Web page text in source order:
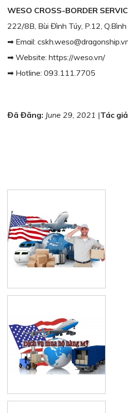
WESO CROSS-BORDER
222/8B, Bùi Đình Túy, P.12,
➡ Email:
➡ Website: https://weso.vn/
➡ Hotline: 093.111.7705
Đã Đăng: June 29, 2021 |Tác